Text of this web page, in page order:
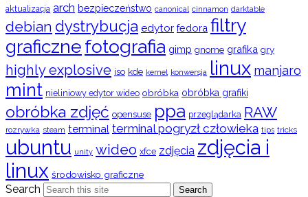
aktualizacja arch bezpieczeństwo canonical cinnamon darktable
debian dystrybucja edytor fedora filtry
graficznefotografia gimp gnome grafika gry
highly explosive iso kde kernel konwersja linux manjaro
mint nieliniowy edytor wideo obróbka obróbka grafiki
obróbka zdjęć opensuse ppa przeglądarka RAW
rozrywka steam terminal terminal pogryzł człowieka tips tricks
ubuntu unity wideo xfce zdjęcia zdjęcia i
linux środowisko graficzne
Search Search